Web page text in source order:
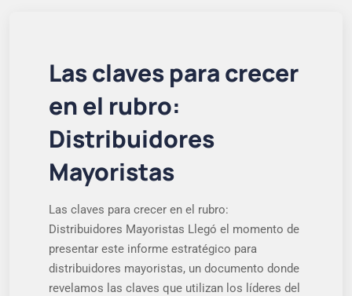
Las claves para crecer
en el rubro:
Distribuidores
Mayoristas
Las claves para crecer en el rubro:
Distribuidores Mayoristas Llegó el momento de
presentar este informe estratégico para
distribuidores mayoristas, un documento donde
revelamos las claves que utilizan los líderes del